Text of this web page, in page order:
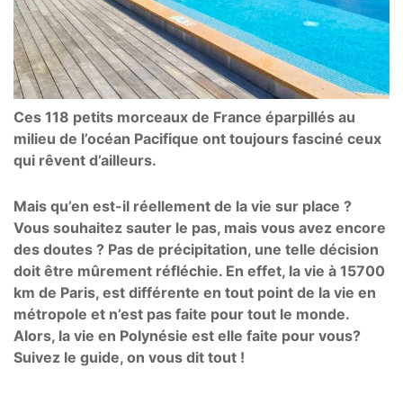
Ces 118 petits morceaux de France éparpillés au
milieu de l’océan Pacifique ont toujours fasciné ceux
qui rêvent d’ailleurs.
Mais qu’en est-il réellement de la vie sur place ?
Vous souhaitez sauter le pas, mais vous avez encore
des doutes ? Pas de précipitation, une telle décision
doit être mûrement réfléchie. En effet, la vie à 15700
km de Paris, est différente en tout point de la vie en
métropole et n’est pas faite pour tout le monde.
Alors, la vie en Polynésie est elle faite pour vous?
Suivez le guide, on vous dit tout !